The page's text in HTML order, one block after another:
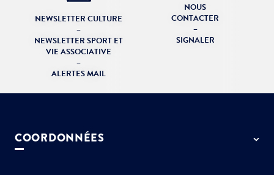
NEWSLETTER CULTURE
–
NEWSLETTER SPORT ET
VIE ASSOCIATIVE
–
ALERTES MAIL
NOUS
CONTACTER
–
SIGNALER
COORDONNÉES